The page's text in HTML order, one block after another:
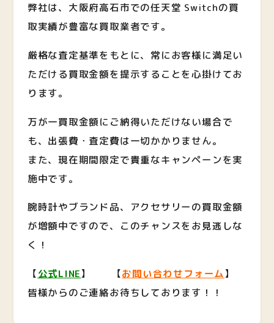
弊社は、大阪府高石市での任天堂 Switchの買
取実績が豊富な買取業者です。
厳格な査定基準をもとに、常にお客様に満足い
ただける買取金額を提示することを心掛けてお
ります。
万が一買取金額にご納得いただけない場合で
も、出張費・査定費は一切かかりません。
また、現在期間限定で貴重なキャンペーンを実
施中です。
腕時計やブランド品、アクセサリーの買取金額
が増額中ですので、このチャンスをお見逃しな
く！
【公式LINE】 【お問い合わせフォーム】
皆様からのご連絡お待ちしております！！